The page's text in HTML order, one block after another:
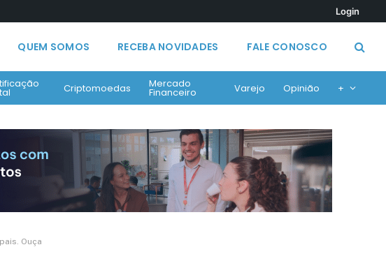
Login
QUEM SOMOS RECEBA NOVIDADES FALE CONOSCO
Criptomoedas Mercado
Financeiro Varejo Opinião +
Ouça